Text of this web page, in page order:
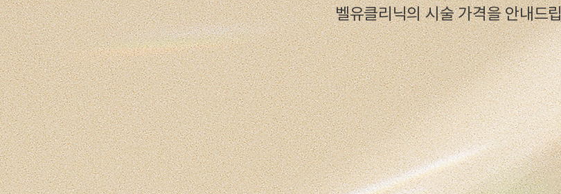
벨유클리닉의 시술 가격을 안내드